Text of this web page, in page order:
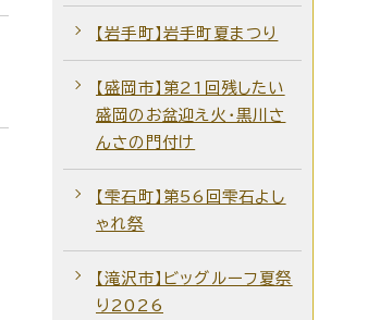
【岩手町】岩手町夏まつり
【盛岡市】第21回残したい
盛岡のお盆迎え火・黒川さ
んさの門付け
【雫石町】第56回雫石よし
ゃれ祭
【滝沢市】ビッグルーフ夏祭
り2026